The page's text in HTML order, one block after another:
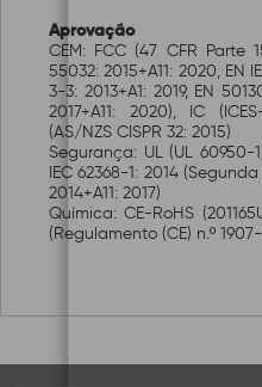
Aprovação
CEM: FCC (47 CFR Parte
55032: 2015+A11: 2020, EN
3-3: 2013+A1: 2019, EN
2017+A11: 2020), IC
(AS/NZS CISPR 32: 2015)
Segurança: UL (UL 60950-
IEC 62368-1: 2014
2014+A11: 2017)
Química: CE-RoHS
(Regulamento (CE) n.º